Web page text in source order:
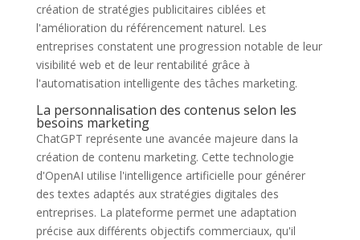
création de stratégies publicitaires ciblées et
l'amélioration du référencement naturel. Les
entreprises constatent une progression notable de leur
visibilité web et de leur rentabilité grâce à
l'automatisation intelligente des tâches marketing.
La personnalisation des contenus selon les
besoins marketing
ChatGPT représente une avancée majeure dans la
création de contenu marketing. Cette technologie
d'OpenAI utilise l'intelligence artificielle pour générer
des textes adaptés aux stratégies digitales des
entreprises. La plateforme permet une adaptation
précise aux différents objectifs commerciaux, qu'il